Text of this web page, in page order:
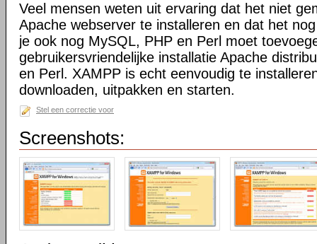
Veel mensen weten uit ervaring dat het niet
Apache webserver te installeren en dat het
je ook nog MySQL, PHP en Perl moet
gebruikersvriendelijke installatie Apache
en Perl. XAMPP is echt eenvoudig te
downloaden, uitpakken en starten.
Stel een correctie voor
Screenshots: